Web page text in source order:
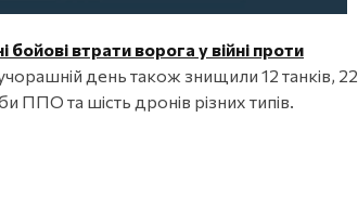
бойові втрати ворога у війні проти
день також знищили 12 танків, 22
ППО та шість дронів різних типів.